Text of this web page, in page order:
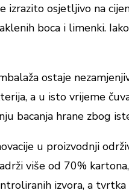
izrazito osjetljivo na
boca i limenki.
ostaje
a u isto vrijeme
bacanja hrane zbog
u proizvodnji
više od 70%
izvora, a